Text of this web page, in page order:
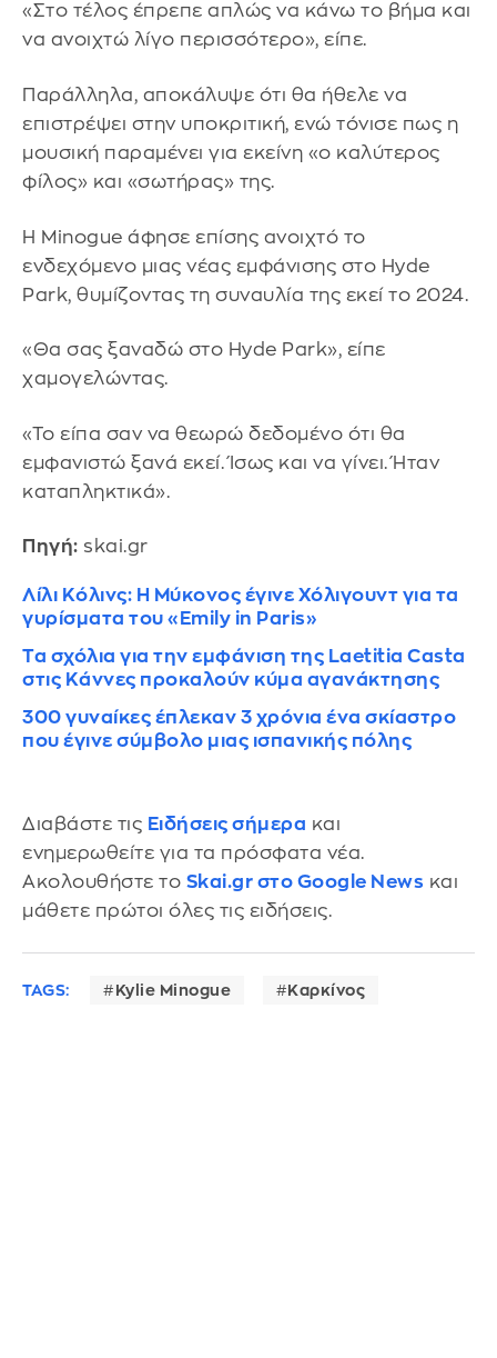
«Στο τέλος έπρεπε απλώς να κάνω το βήμα και
να ανοιχτώ λίγο περισσότερο», είπε.
Παράλληλα, αποκάλυψε ότι θα ήθελε να
επιστρέψει στην υποκριτική, ενώ τόνισε πως η
μουσική παραμένει για εκείνη «ο καλύτερος
φίλος» και «σωτήρας» της.
Η Minogue άφησε επίσης ανοιχτό το
ενδεχόμενο μιας νέας εμφάνισης στο Hyde
Park, θυμίζοντας τη συναυλία της εκεί το 2024.
«Θα σας ξαναδώ στο Hyde Park», είπε
χαμογελώντας.
«Το είπα σαν να θεωρώ δεδομένο ότι θα
εμφανιστώ ξανά εκεί. Ίσως και να γίνει. Ήταν
καταπληκτικά».
Πηγή: skai.gr
Λίλι Κόλινς: Η Μύκονος έγινε Χόλιγουντ για τα
γυρίσματα του «Emily in Paris»
Τα σχόλια για την εμφάνιση της Laetitia Casta
στις Κάννες προκαλούν κύμα αγανάκτησης
300 γυναίκες έπλεκαν 3 χρόνια ένα σκίαστρο
που έγινε σύμβολο μιας ισπανικής πόλης
Διαβάστε τις Ειδήσεις σήμερα και
ενημερωθείτε για τα πρόσφατα νέα.
Ακολουθήστε το Skai.gr στο Google News και
μάθετε πρώτοι όλες τις ειδήσεις.
TAGS: Kylie Minogue Καρκίνος